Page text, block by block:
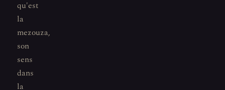
qu'est
la
mezouza,
son
sens
dans
la